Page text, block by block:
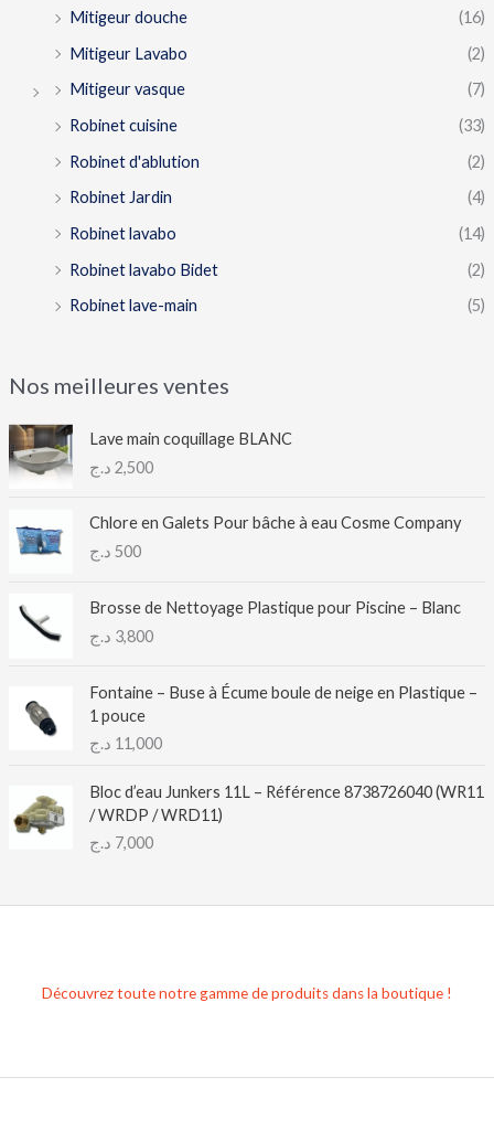
Mitigeur douche
(16)
Mitigeur Lavabo
(2)
Mitigeur vasque
(7)
Robinet cuisine
(33)
Robinet d'ablution
(2)
Robinet Jardin
(4)
Robinet lavabo
(14)
Robinet lavabo Bidet
(2)
Robinet lave-main
(5)
Nos meilleures ventes
Lave main coquillage BLANC
2,500 د.ج
Chlore en Galets Pour bâche à eau Cosme Company
500 د.ج
Brosse de Nettoyage Plastique pour Piscine – Blanc
3,800 د.ج
Fontaine – Buse à Écume boule de neige en Plastique –
1 pouce
11,000 د.ج
Bloc d’eau Junkers 11L – Référence 8738726040 (WR11
/ WRDP / WRD11)
7,000 د.ج
Découvrez toute notre gamme de produits dans la boutique !